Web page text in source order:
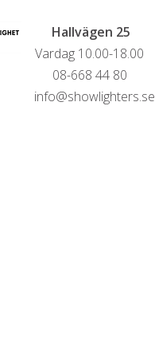
Hallvägen 25
Vardag 10.00-18.00
08-668 44 80
info@showlighters.se